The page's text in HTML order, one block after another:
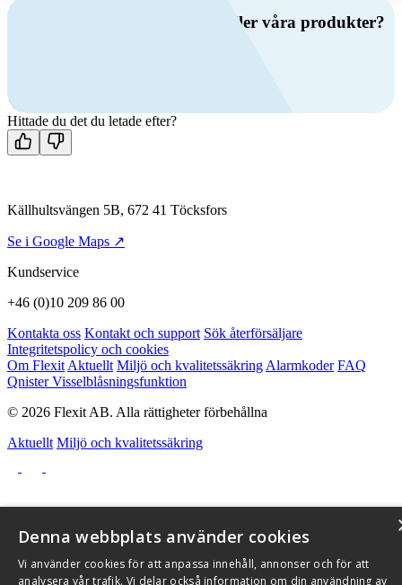
Har du frågor om ventilation eller våra produkter?
Kontakta oss
Hittade du det du letade efter?
Källhultsvängen 5B, 672 41 Töcksfors
Se i Google Maps ↗
Kundservice
+46 (0)10 209 86 00
Kontakta oss Kontakt och support Sök återförsäljare
Integritetspolicy och cookies
Om Flexit Aktuellt Miljö och kvalitetssäkring Alarmkoder FAQ
Qnister Visselblåsningsfunktion
© 2026 Flexit AB. Alla rättigheter förbehållna
Aktuellt Miljö och kvalitetssäkring
Denna webbplats använder cookies
Vi använder cookies för att anpassa innehåll, annonser och för att
analysera vår trafik. Vi delar också information om din användning av